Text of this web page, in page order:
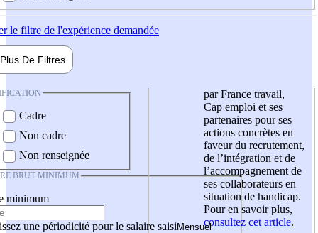
le filtre de l'expérience demandée
Plus De Filtres
Cadre
Non cadre
Non renseignée
BRUT MINIMUM
minimum
une périodicité pour le salaire saisi
par France travail,
Cap emploi et ses
partenaires pour ses
actions concrètes en
faveur du recrutement,
de l’intégration et de
l’accompagnement de
ses collaborateurs en
situation de handicap.
Pour en savoir plus,
consultez cet article.